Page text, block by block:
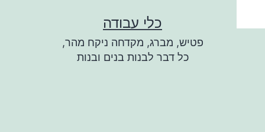
לתוכן
כלי עבודה
פטיש, מברג, מקדחה ניקח מהר,
כל דבר לבנות בנים ובנות